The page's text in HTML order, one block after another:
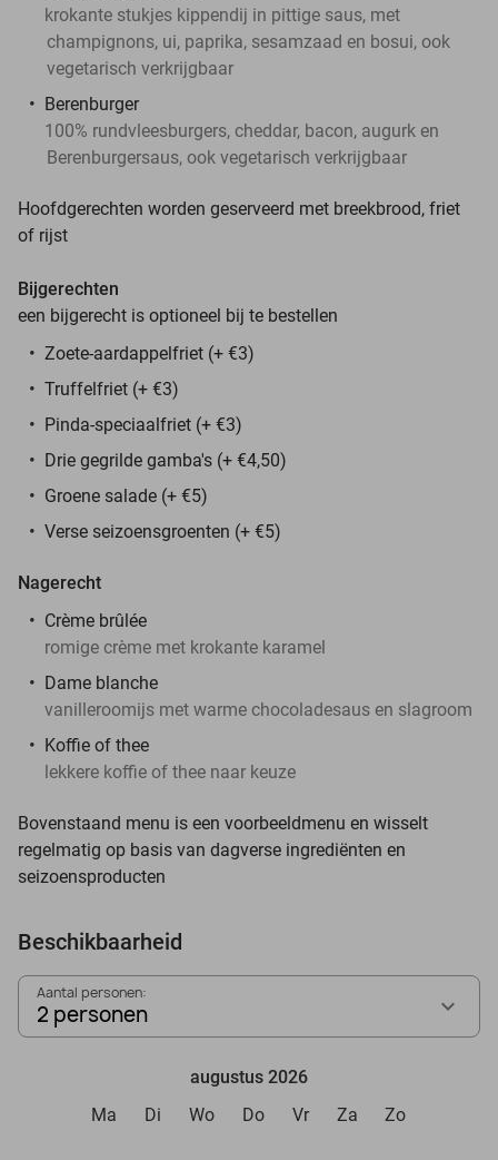
krokante stukjes kippendij in pittige saus, met
champignons, ui, paprika, sesamzaad en bosui, ook
vegetarisch verkrijgbaar
Berenburger
100% rundvleesburgers, cheddar, bacon, augurk en
Berenburgersaus, ook vegetarisch verkrijgbaar
Hoofdgerechten worden geserveerd met breekbrood, friet
of rijst
Bijgerechten
een bijgerecht is optioneel bij te bestellen
Zoete-aardappelfriet (+ €3)
Truffelfriet (+ €3)
Pinda-speciaalfriet (+ €3)
Drie gegrilde gamba's (+ €4,50)
Groene salade (+ €5)
Verse seizoensgroenten (+ €5)
Nagerecht
Crème brûlée
romige crème met krokante karamel
Dame blanche
vanilleroomijs met warme chocoladesaus en slagroom
Koffie of thee
lekkere koffie of thee naar keuze
Bovenstaand menu is een voorbeeldmenu en wisselt
regelmatig op basis van dagverse ingrediënten en
seizoensproducten
Beschikbaarheid
Aantal personen:
2 personen
augustus 2026
Ma
Di Wo Do Vr Za Zo